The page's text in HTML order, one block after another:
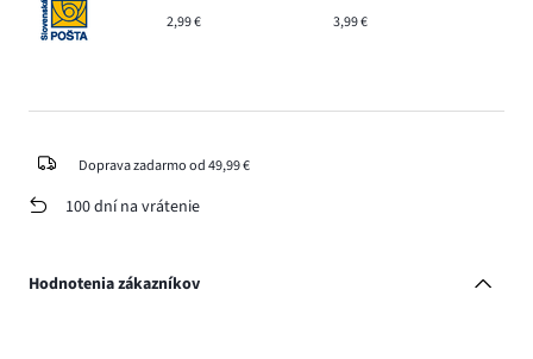
2,99 € 3,99 €
Doprava zadarmo od 49,99 €
100 dní na vrátenie
Hodnotenia zákazníkov